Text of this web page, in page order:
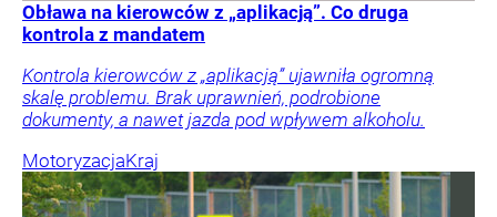
Obława na kierowców z „aplikacją”. Co druga
kontrola z mandatem
Kontrola kierowców z „aplikacją” ujawniła ogromną
skalę problemu. Brak uprawnień, podrobione
dokumenty, a nawet jazda pod wpływem alkoholu.
MotoryzacjaKraj